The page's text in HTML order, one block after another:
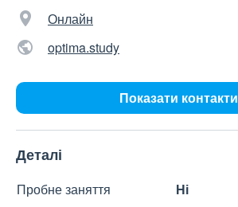
Онлайн
optima.study
Показати контакти
Деталі
Пробне заняття
Ні